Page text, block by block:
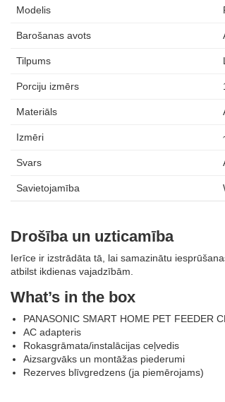
Modelis
Barošanas avots
Tilpums
Porciju izmērs
Materiāls
Izmēri
Svars
Savietojamība
Drošība un uzticamība
Ierīce ir izstrādāta tā, lai samazinātu
atbilst ikdienas vajadzībām.
What’s in the box
PANASONIC SMART HOME PET FEEDER
AC adapteris
Rokasgrāmata/instalācijas ceļvedis
Aizsargvāks un montāžas piederumi
Rezerves blīvgredzens (ja piemērojams)